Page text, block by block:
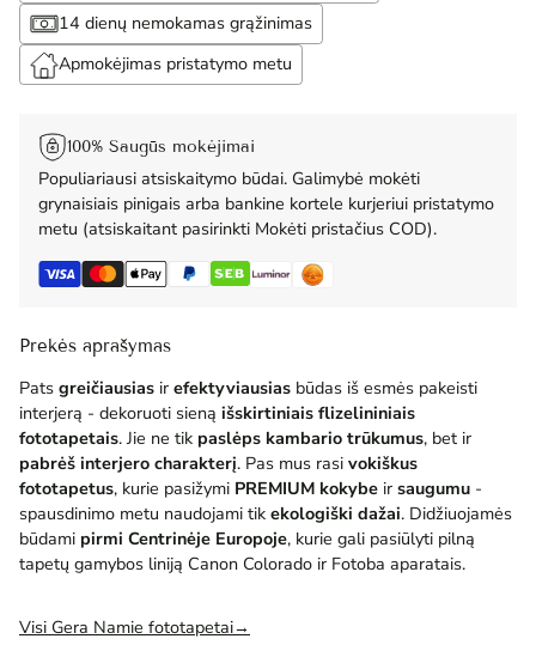
14 dienų nemokamas grąžinimas
Apmokėjimas pristatymo metu
100% Saugūs mokėjimai
Populiariausi atsiskaitymo būdai. Galimybė mokėti
grynaisiais pinigais arba bankine kortele kurjeriui pristatymo
metu (atsiskaitant pasirinkti Mokėti pristačius COD).
Prekės aprašymas
Pats greičiausias ir efektyviausias būdas iš esmės pakeisti
interjerą - dekoruoti sieną išskirtiniais flizelininiais
fototapetais. Jie ne tik paslėps kambario trūkumus, bet ir
pabrėš interjero charakterį. Pas mus rasi vokiškus
fototapetus, kurie pasižymi PREMIUM kokybe ir saugumu -
spausdinimo metu naudojami tik ekologiški dažai. Didžiuojamės
būdami pirmi Centrinėje Europoje, kurie gali pasiūlyti pilną
tapetų gamybos liniją Canon Colorado ir Fotoba aparatais.
Visi Gera Namie fototapetai→